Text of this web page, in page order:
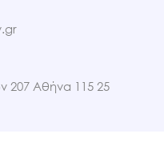
Νέα –
207 Αθήνα 115 25